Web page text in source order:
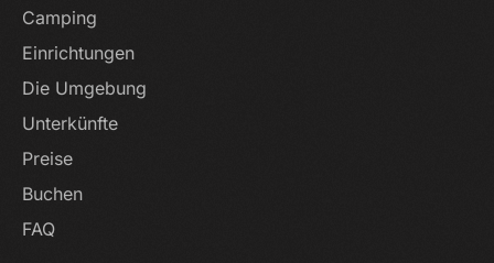
Camping
Einrichtungen
Die Umgebung
Unterkünfte
Preise
Buchen
FAQ